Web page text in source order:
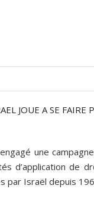
JOUE A SE FAIRE
une
d’application de
Israël depuis